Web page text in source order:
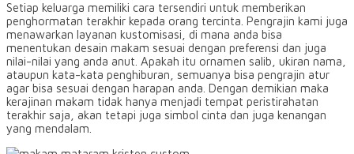
Setiap keluarga memiliki cara tersendiri untuk memberikan
penghormatan terakhir kepada orang tercinta. Pengrajin kami juga
menawarkan layanan kustomisasi, di mana anda bisa
menentukan desain makam sesuai dengan preferensi dan juga
nilai-nilai yang anda anut. Apakah itu ornamen salib, ukiran nama,
ataupun kata-kata penghiburan, semuanya bisa pengrajin atur
agar bisa sesuai dengan harapan anda. Dengan demikian maka
kerajinan makam tidak hanya menjadi tempat peristirahatan
terakhir saja, akan tetapi juga simbol cinta dan juga kenangan
yang mendalam.